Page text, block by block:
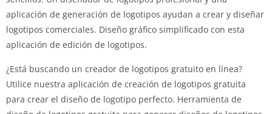
aplicación de generación de logotipos ayudan a crear y diseñar
logotipos comerciales. Diseño gráfico simplificado con esta
aplicación de edición de logotipos.
¿Está buscando un creador de logotipos gratuito en línea?
Utilice nuestra aplicación de creación de logotipos gratuita
para crear el diseño de logotipo perfecto. Herramienta de